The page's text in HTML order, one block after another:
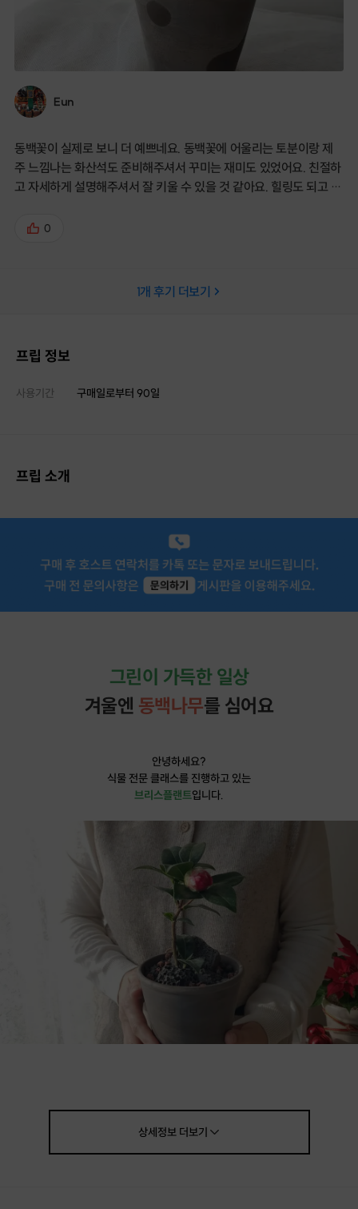
Eun
동백꽃이 실제로 보니 더 예쁘네요. 동백꽃에 어울리는 토분이랑 제
주 느낌나는 화산석도 준비해주셔서 꾸미는 재미도 있었어요. 친절하
고 자세하게 설명해주셔서 잘 키울 수 있을 것 같아요. 힐링도 되고 좋
0
1개 후기 더보기
프립 정보
사용기간 구매일로부터 90일
프립 소개
그린이 가득한 일상
겨울엔 동백나무를 심어요
안녕하세요?
식물 전문 클래스를 진행하고 있는
브리스플랜트입니다.
[프립 소개]
상세정보더보기